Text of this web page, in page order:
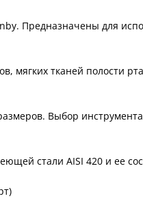
Предназначены для
мягких тканей полости
Выбор
стали AISI 420 и ее